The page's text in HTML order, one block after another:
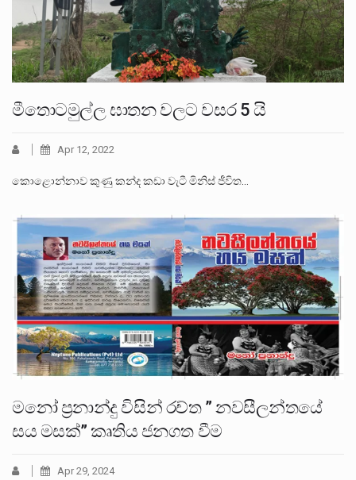
මීතොටමුල්ල ඝාතන වලට වසර 5 යි
Apr 12, 2022
කොළොන්නාව කුණු කන්ද කඩා වැටී මිනිස් ජීවිත…
මනෝ ප්‍රනාන්දු විසින් රච්ත ” නවසීලන්තයේ
සය මසක්” කෘතිය ජනගත වීම
Apr 29, 2024